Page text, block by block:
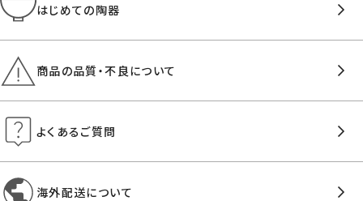
はじめての陶器
商品の品質・不良について
よくあるご質問
海外配送について